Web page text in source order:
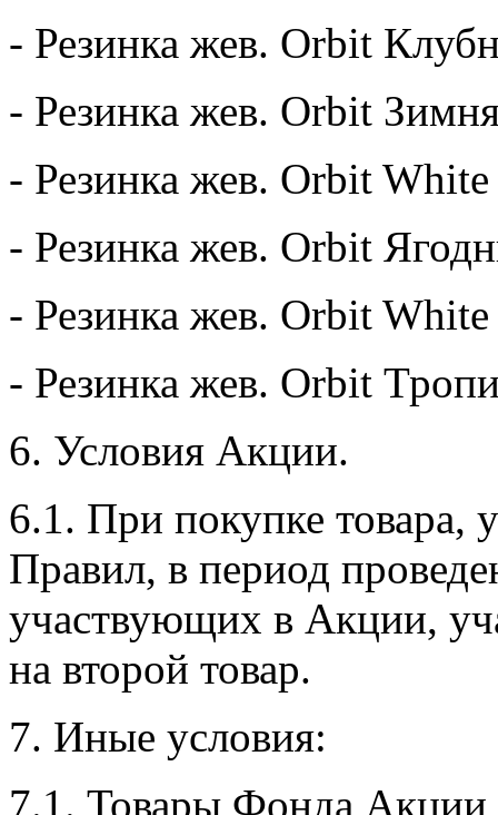
- Резинка жев. Orbit
- Резинка жев. Orbit
- Резинка жев. Orbit
- Резинка жев. Orbit
- Резинка жев. Orbit
- Резинка жев. Orbit
6. Условия Акции.
6.1. При покупке товара,
Правил, в период
участвующих в Акции,
на второй товар.
7. Иные условия:
7.1. Товары Фонда Акции